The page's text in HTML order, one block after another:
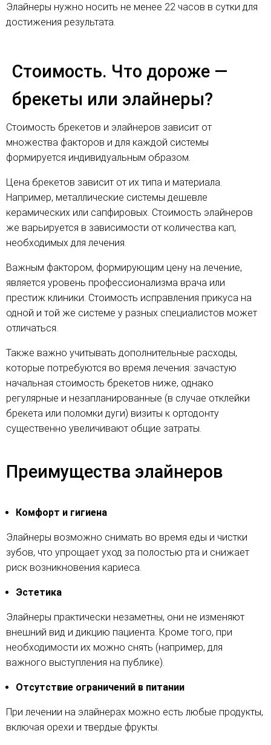
Элайнеры нужно носить не менее 22 часов в сутки для
достижения результата.
Стоимость. Что дороже —
брекеты или элайнеры?
Стоимость брекетов и элайнеров зависит от
множества факторов и для каждой системы
формируется индивидуальным образом.
Цена брекетов зависит от их типа и материала.
Например, металлические системы дешевле
керамических или сапфировых. Стоимость элайнеров
же варьируется в зависимости от количества кап,
необходимых для лечения.
Важным фактором, формирующим цену на лечение,
является уровень профессионализма врача или
престиж клиники. Стоимость исправления прикуса на
одной и той же системе у разных специалистов может
отличаться.
Также важно учитывать дополнительные расходы,
которые потребуются во время лечения: зачастую
начальная стоимость брекетов ниже, однако
регулярные и незапланированные (в случае отклейки
брекета или поломки дуги) визиты к ортодонту
существенно увеличивают общие затраты.
Преимущества элайнеров
Комфорт и гигиена
Элайнеры возможно снимать во время еды и чистки
зубов, что упрощает уход за полостью рта и снижает
риск возникновения кариеса.
Эстетика
Элайнеры практически незаметны, они не изменяют
внешний вид и дикцию пациента. Кроме того, при
необходимости их можно снять (например, для
важного выступления на публике).
Отсутствие ограничений в питании
При лечении на элайнерах можно есть любые продукты,
включая орехи и твердые фрукты.